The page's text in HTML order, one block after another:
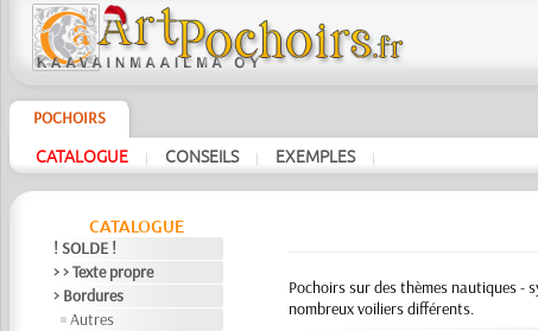
POCHOIRS
CATALOGUE | CONSEILS | EXEMPLES |
CATALOGUE
! SOLDE !
> > Texte propre
> Bordures
Autres
Pochoirs sur des thèmes nautiques -
nombreux voiliers différents.